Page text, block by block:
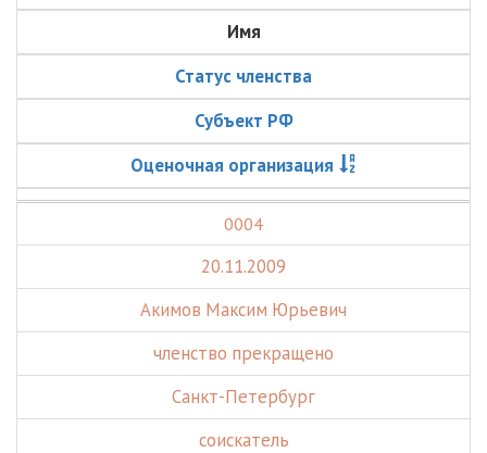
Имя
Статус членства
Субъект РФ
Оценочная организация
0004
20.11.2009
Акимов Максим Юрьевич
членство прекращено
Санкт-Петербург
соискатель